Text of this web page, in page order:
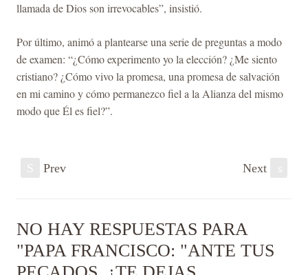
llamada de Dios son irrevocables”, insistió.
Por último, animó a plantearse una serie de preguntas a modo
de examen: “¿Cómo experimento yo la elección? ¿Me siento
cristiano? ¿Cómo vivo la promesa, una promesa de salvación
en mi camino y cómo permanezco fiel a la Alianza del mismo
modo que Él es fiel?”.
Prev Next
NO HAY RESPUESTAS PARA
"PAPA FRANCISCO: "ANTE TUS